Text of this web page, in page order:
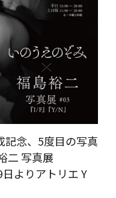
記念、5度目の写真
二 写真展
よりアトリエ Y